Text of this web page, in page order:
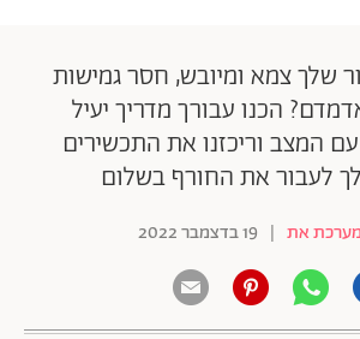
שלך צמא ומיובש, חסר גמישות
הכנו עבורך מדריך יעיל
המצב וריכזנו את התכשירים
לך לעבור את החורף בשלום
מערכת את | 19 בדצמבר 2022